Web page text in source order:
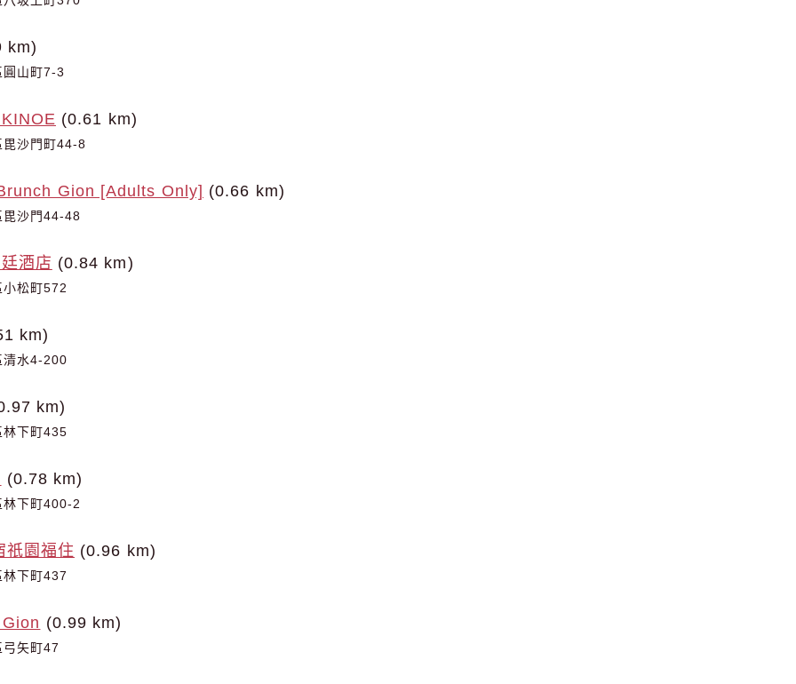
km)
圓山町7-3
(0.61 km)
毘沙門町44-8
Gion [Adults Only] (0.66 km)
毘沙門44-48
酒店 (0.84 km)
松町572
km)
清水4-200
km)
林下町435
(0.78 km)
林下町400-2
祇園福住 (0.96 km)
下町437
(0.99 km)
矢町47